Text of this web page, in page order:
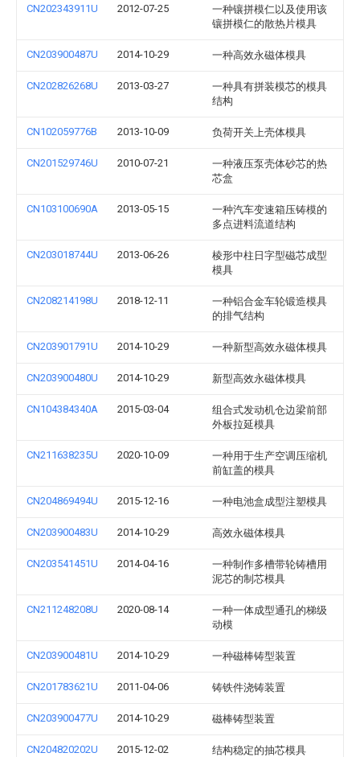
CN202343911U 2012-07-25
一种镶拼模仁以及使用该
镶拼模仁的散热片模具
CN203900487U 2014-10-29 一种高效永磁体模具
CN202826268U 2013-03-27
一种具有拼装模芯的模具
结构
CN102059776B 2013-10-09 负荷开关上壳体模具
CN201529746U 2010-07-21
一种液压泵壳体砂芯的热
芯盒
CN103100690A 2013-05-15
一种汽车变速箱压铸模的
多点进料流道结构
CN203018744U 2013-06-26
棱形中柱日字型磁芯成型
模具
CN208214198U 2018-12-11
一种铝合金车轮锻造模具
的排气结构
CN203901791U 2014-10-29 一种新型高效永磁体模具
CN203900480U 2014-10-29 新型高效永磁体模具
CN104384340A 2015-03-04
组合式发动机仓边梁前部
外板拉延模具
CN211638235U 2020-10-09
一种用于生产空调压缩机
前缸盖的模具
CN204869494U 2015-12-16 一种电池盒成型注塑模具
CN203900483U 2014-10-29 高效永磁体模具
CN203541451U 2014-04-16
一种制作多槽带轮铸槽用
泥芯的制芯模具
CN211248208U 2020-08-14
一种一体成型通孔的梯级
动模
CN203900481U 2014-10-29 一种磁棒铸型装置
CN201783621U 2011-04-06 铸铁件浇铸装置
CN203900477U 2014-10-29 磁棒铸型装置
CN204820202U 2015-12-02 结构稳定的抽芯模具